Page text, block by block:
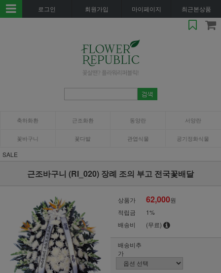
로그인 회원가입 마이페이지 최근본상품
축하화환 근조화환 동양란 서양란
꽃바구니 꽃다발 관엽식물 공기정화식물
SALE
근조바구니 (RI_020) 장례 조의 부고 전국꽃배달
상품가 62,000원
적립금
1%
배송비
(무료)
배송비추
가